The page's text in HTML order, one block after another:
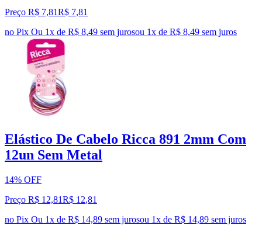
Preço R$ 7,81R$ 7,81
no Pix Ou 1x de R$ 8,49 sem jurosou 1x de R$ 8,49 sem juros
Elástico De Cabelo Ricca 891 2mm Com
12un Sem Metal
14% OFF
Preço R$ 12,81R$ 12,81
no Pix Ou 1x de R$ 14,89 sem jurosou 1x de R$ 14,89 sem juros